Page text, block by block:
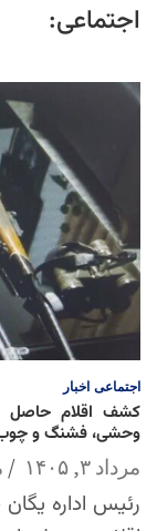
اجتماعی:
اجتماعی اخبار
کشف اقلام حاصل
وحشی، فشنگ و
مرداد ۳, ۱۴۰۵
رئیس اداره